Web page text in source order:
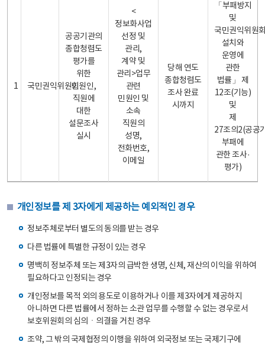
1 국민권익위원회
공공기관의
종합청렴도
평가를
위한
민원인,
직원에
대한
설문조사
실시
<
정보화사업
선정 및
관리,
계약 및
관리>업무
관련
민원인 및
소속
직원의
성명,
전화번호,
이메일
당해 연도
종합청렴도
조사 완료
시까지
「부패방지
및
국민권익위원
설치와
운영에
관한
법률」 제
12조(기능)
및
제
27조의2(공공
부패에
관한 조사·
평가)
개인정보를 제 3자에게 제공하는 예외적인 경우
정보주체로부터 별도의 동의를 받는 경우
다른 법률에 특별한 규정이 있는 경우
명백히 정보주체 또는 제3자의 급박한 생명, 신체, 재산의 이익을 위하여
필요하다고 인정되는 경우
개인정보를 목적 외의 용도로 이용하거나 이를 제3자에게 제공하지
아니하면 다른 법률에서 정하는 소관 업무를 수행할 수 없는 경우로서
보호위원회의 심의ㆍ의결을 거친 경우
조약, 그 밖의 국제협정의 이행을 위하여 외국정보 또는 국제기구에